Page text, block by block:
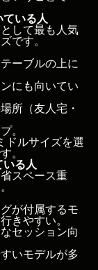
ている人
して最も人気
です。
ーブルの上に
にも向いてい
所（友人宅・
。
ドルサイズを選
。
いる人
スペース重
が付属するモ
きやすい。
セッション向
いモデルが多
ージ・ミド
ている人
ている人
いる人
のポイント